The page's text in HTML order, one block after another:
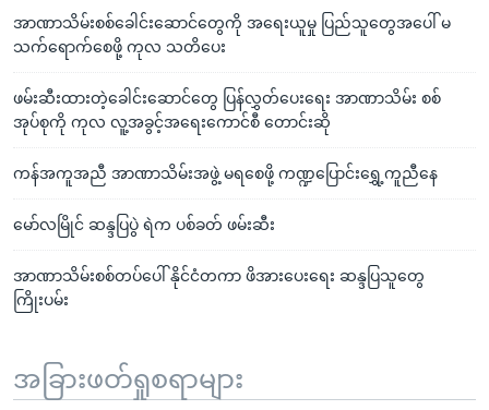
အာဏာသိမ်းစစ်ခေါင်းဆောင်တွေကို အရေးယူမှု ပြည်သူတွေအပေါ် မ
သက်ရောက်စေဖို့ ကုလ သတိပေး
ဖမ်းဆီးထားတဲ့ခေါင်းဆောင်တွေ ပြန်လွှတ်ပေးရေး အာဏာသိမ်း စစ်
အုပ်စုကို ကုလ လူ့အခွင့်အရေးကောင်စီ တောင်းဆို
ကန်အကူအညီ အာဏာသိမ်းအဖွဲ့ မရစေဖို့ ကဏ္ဍပြောင်းရွှေ့ကူညီနေ
မော်လမြိုင် ဆန္ဒပြပွဲ ရဲက ပစ်ခတ် ဖမ်းဆီး
အာဏာသိမ်းစစ်တပ်ပေါ် နိုင်ငံတကာ ဖိအားပေးရေး ဆန္ဒပြသူတွေ
ကြိုးပမ်း
အခြားဖတ်ရှုစရာများ